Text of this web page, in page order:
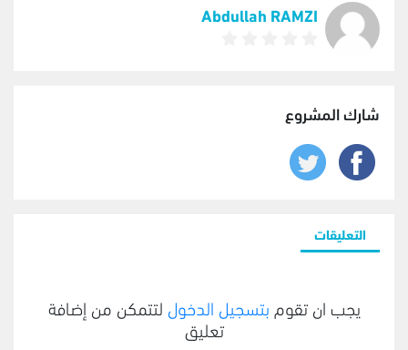
Abdullah RAMZI
شارك المشروع
التعليقات
يجب ان تقوم بتسجيل الدخول لتتمكن من إضافة
تعليق